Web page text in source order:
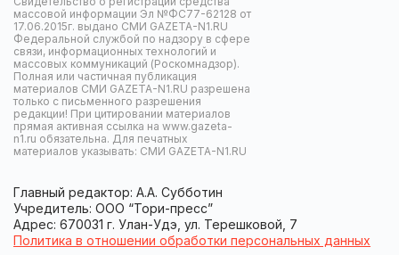
массовой информации Эл №ФС77-62128 от
17.06.2015г. выдано СМИ GAZETA-N1.RU
Федеральной службой по надзору в сфере
связи, информационных технологий и
массовых коммуникаций (Роскомнадзор).
Полная или частичная публикация
материалов СМИ GAZETA-N1.RU разрешена
только с письменного разрешения
редакции! При цитировании материалов
прямая активная ссылка на www.gazeta-
n1.ru обязательна. Для печатных
материалов указывать: СМИ GAZETA-N1.RU
Главный редактор: А.А. Субботин
Учредитель: ООО “Тори-пресс”
Адрес: 670031 г. Улан-Удэ, ул. Терешковой, 7
Политика в отношении обработки персональных данных